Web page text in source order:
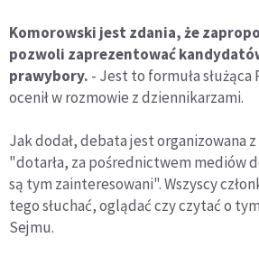
Komorowski jest zdania, że
pozwoli zaprezentować
prawybory. - Jest to formuła
ocenił w rozmowie z dziennikarzami.
Jak dodał, debata jest organizowana
"dotarła, za pośrednictwem mediów
są tym zainteresowani". Wszyscy
tego słuchać, oglądać czy czytać o
Sejmu.